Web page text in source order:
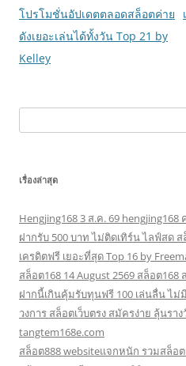
เรื่อง
โปรโมชั่นอัปเดตตลอดสล็อตค่าย
ดังเยอะเล่นได้ทั้งวัน Top 21 by
Kelley
สำหรับ:
เรื่องล่าสุด
Hengjing168 3 ส.ค. 69
ฝากรับ 500 บาท ไม่ติดเทิร์น ไลฟ์สด
เครดิตฟรี เยอะที่สุด Top 16 by
สล็อต168 14 August 2569 สล็อต
ฝากนี้เกินคุ้มรับทุนฟรี 100 เล่นลื่น ไ
วงการ สล็อตเว็บตรง สมัครง่าย ลุ้นร
tangtem168e.com
สล็อต888 websiteแจกหนัก รวมสล็อ